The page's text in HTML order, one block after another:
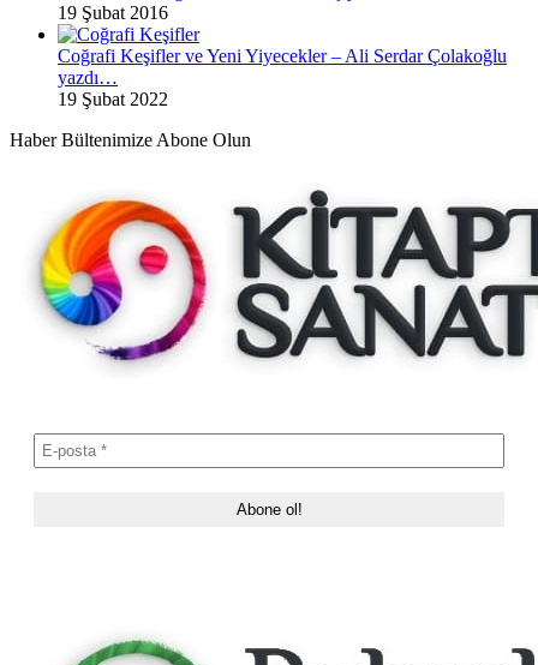
19 Şubat 2016
Coğrafi Keşifler ve Yeni Yiyecekler – Ali Serdar Çolakoğlu
yazdı…
19 Şubat 2022
Haber Bültenimize Abone Olun